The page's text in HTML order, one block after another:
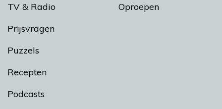
TV & Radio
Prijsvragen
Puzzels
Recepten
Podcasts
Oproepen